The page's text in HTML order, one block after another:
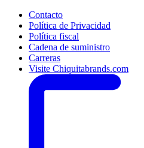
Contacto
Política de Privacidad
Política fiscal
Cadena de suministro
Carreras
Visite Chiquitabrands.com